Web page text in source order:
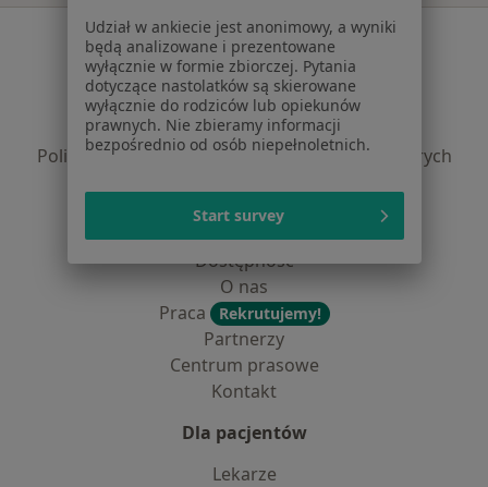
Serwis
Regulamin
Polityka prywatności pacjentów
Polityka prywatności profesjonalistów
Polityka prywatności dla profesjonalistów, których
Polityka cookies
Jak działają wyniki wyszukiwania
Dostępność
O nas
Praca
Rekrutujemy!
Partnerzy
Centrum prasowe
Kontakt
Dla pacjentów
Lekarze
Udział w ankiecie jest anonimowy, a wyniki
będą analizowane i prezentowane
wyłącznie w formie zbiorczej. Pytania
dotyczące nastolatków są skierowane
wyłącznie do rodziców lub opiekunów
prawnych. Nie zbieramy informacji
bezpośrednio od osób niepełnoletnich.
Start survey